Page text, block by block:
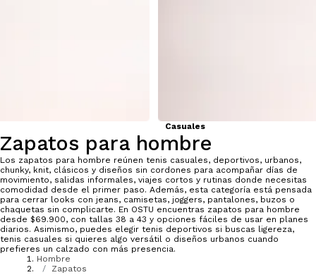
Casuales
Zapatos para hombre
Los zapatos para hombre reúnen tenis casuales, deportivos, urbanos,
chunky, knit, clásicos y diseños sin cordones para acompañar días de
movimiento, salidas informales, viajes cortos y rutinas donde necesitas
comodidad desde el primer paso. Además, esta categoría está pensada
para cerrar looks con jeans, camisetas, joggers, pantalones, buzos o
chaquetas sin complicarte. En OSTU encuentras zapatos para hombre
desde $69.900, con tallas 38 a 43 y opciones fáciles de usar en planes
diarios. Asimismo, puedes elegir tenis deportivos si buscas ligereza,
tenis casuales si quieres algo versátil o diseños urbanos cuando
prefieres un calzado con más presencia.
Hombre
Zapatos